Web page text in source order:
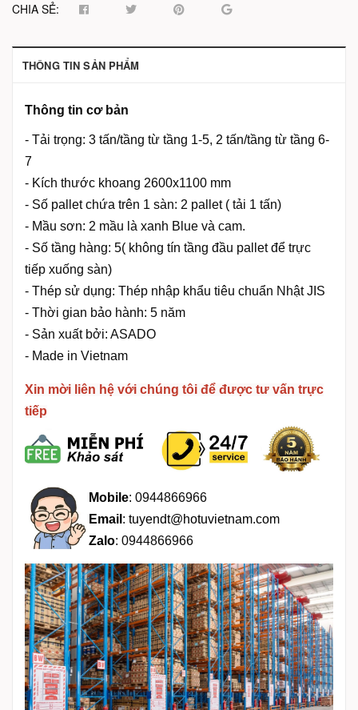
CHIA SẺ:
THÔNG TIN SẢN PHẨM
Thông tin cơ bản
- Tải trọng: 3 tấn/tầng từ tầng 1-5, 2 tấn/tầng từ tầng 6-
7
- Kích thước khoang 2600x1100 mm
- Số pallet chứa trên 1 sàn: 2 pallet ( tải 1 tấn)
- Mầu sơn: 2 mầu là xanh Blue và cam.
- Số tầng hàng: 5( không tín tầng đầu pallet để trực
tiếp xuống sàn)
- Thép sử dụng: Thép nhập khẩu tiêu chuẩn Nhật JIS
- Thời gian bảo hành: 5 năm
- Sản xuất bởi: ASADO
- Made in Vietnam
Xin mời liên hệ với chúng tôi để được tư vấn trực
tiếp
Mobile: 0944866966
Email : tuyendt@hotuvietnam.com
Zalo: 0944866966